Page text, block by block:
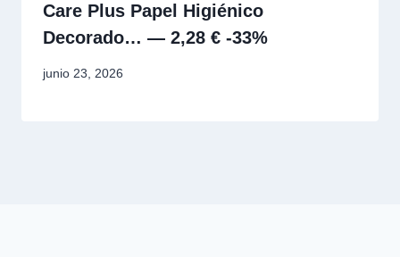
Care Plus Papel Higiénico
Decorado… — 2,28 € -33%
junio 23, 2026